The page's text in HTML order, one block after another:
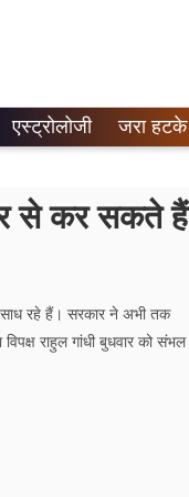
एस्ट्रोलोजी जरा हटके
से कर सकते हैं
साध रहे हैं। सरकार ने अभी तक
राहुल गांधी बुधवार को संभल